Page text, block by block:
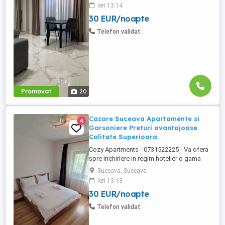
Promovat 20
Suceava: Bulevardul George Enescu.
Kaufland George Enescu In centrul
Orasului pe Esplanada langa McDonald's.
ieri 13:14
30 EUR/noapte
Telefon validat
4
Cazare Suceava Apartamente si
Garsoniere Preturi avantajoase
Calitate Superioara
Cozy Apartments - 0731522225 - Va ofera
spre inchiriere in regim hotelier o gama
variata de apartamente si garsoniere
situate in puncte cheie ale orasului
Suceava: Bulevardul George Enescu. In
centrul Orasului pe Esplanada langa
McDonald's. Bulevardul 1 Mai Obcini
Suceava, Suceava
ieri 13:13
30 EUR/noapte
Telefon validat